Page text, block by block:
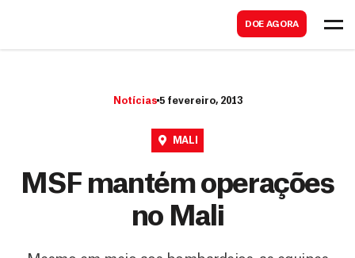
DOE AGORA
Notícias 5 fevereiro, 2013
MALI
MSF mantém operações
no Mali
a
r